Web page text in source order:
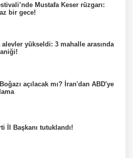
Mustafa Keser rüzgarı:
bir gece!
alevler yükseldi: 3 mahalle arasında
açılacak mı? İran'dan ABD'ye
İl Başkanı tutuklandı!